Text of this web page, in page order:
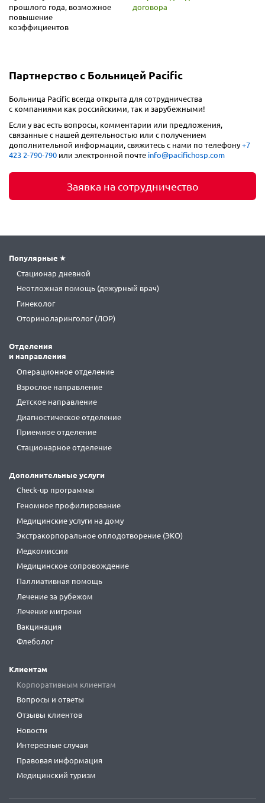
прошлого года, возможное
повышение
коэффициентов
договора
Партнерство с Больницей Pacific
Больница Pacific всегда открыта для сотрудничества
с компаниями как российскими, так и зарубежными!
Если у вас есть вопросы, комментарии или предложения,
связанные с нашей деятельностью или с получением
дополнительной информации, свяжитесь с нами по телефону+7
423 2-790-790 или электронной почте info@pacifichosp.com
Заявка на сотрудничество
Популярные
Стационар дневной
Неотложная помощь (дежурный врач)
Гинеколог
Оториноларинголог (ЛОР)
Отделения
и направления
Операционное отделение
Взрослое направление
Детское направление
Диагностическое отделение
Приемное отделение
Стационарное отделение
Дополнительные услуги
Check-up программы
Геномное профилирование
Медицинские услуги на дому
Экстракорпоральное оплодотворение (ЭКО)
Медкомиссии
Медицинское сопровождение
Паллиативная помощь
Лечение за рубежом
Лечение мигрени
Вакцинация
Флеболог
Клиентам
Корпоративным клиентам
Вопросы и ответы
Отзывы клиентов
Новости
Интересные случаи
Правовая информация
Медицинский туризм